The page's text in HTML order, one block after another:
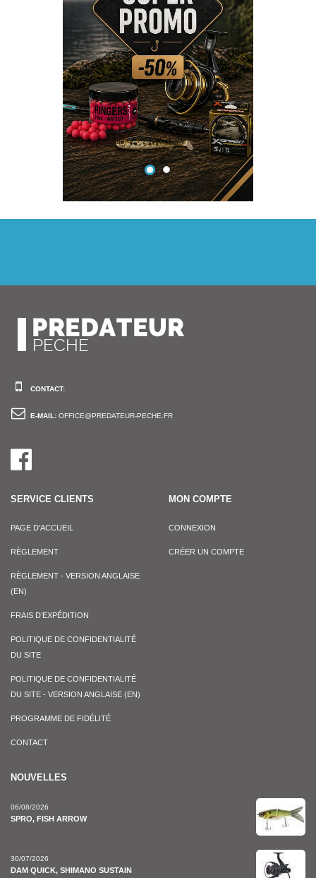
CONTACT:
E-MAIL: OFFICE@PREDATEUR-PECHE.FR
SERVICE CLIENTS
PAGE D'ACCUEIL
RÈGLEMENT
RÈGLEMENT - VERSION ANGLAISE
(EN)
FRAIS D’EXPÉDITION
POLITIQUE DE CONFIDENTIALITÉ
DU SITE
POLITIQUE DE CONFIDENTIALITÉ
DU SITE - VERSION ANGLAISE (EN)
PROGRAMME DE FIDÉLITÉ
CONTACT
MON COMPTE
CONNEXION
CRÉER UN COMPTE
NOUVELLES
06/08/2026
SPRO, FISH ARROW
30/07/2026
DAM QUICK, SHIMANO SUSTAIN